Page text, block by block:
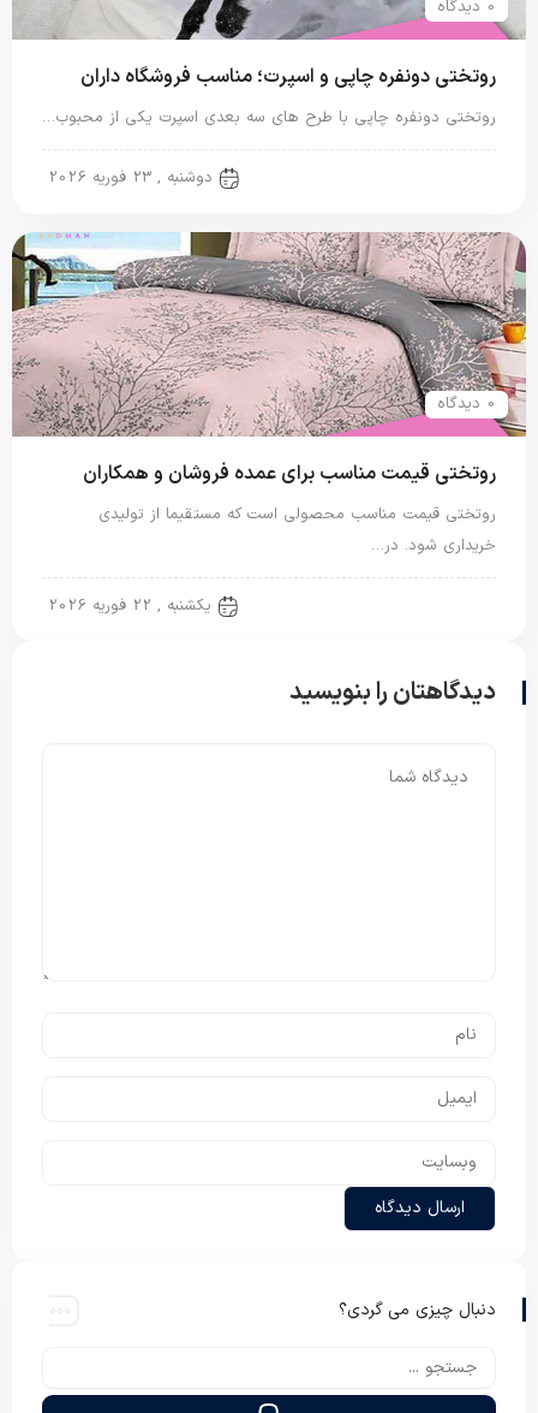
0 دیدگاه
روتختی دونفره چاپی و اسپرت؛ مناسب فروشگاه داران
روتختی دونفره چاپی با طرح های سه بعدی اسپرت یکی از محبوب…
دوشنبه , 23 فوریه 2026
0 دیدگاه
روتختی قیمت مناسب برای عمده فروشان و همکاران
روتختی قیمت مناسب محصولی است که مستقیما از تولیدی
خریداری شود. در…
یکشنبه , 22 فوریه 2026
دیدگاهتان را بنویسید
دنبال چیزی می گردی؟